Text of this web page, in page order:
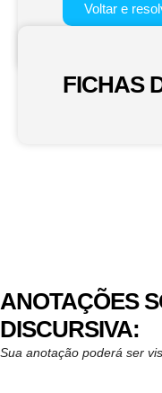
Voltar e
FICHAS
ANOTAÇÕES
DISCURSIVA:
Sua anotação poderá ser